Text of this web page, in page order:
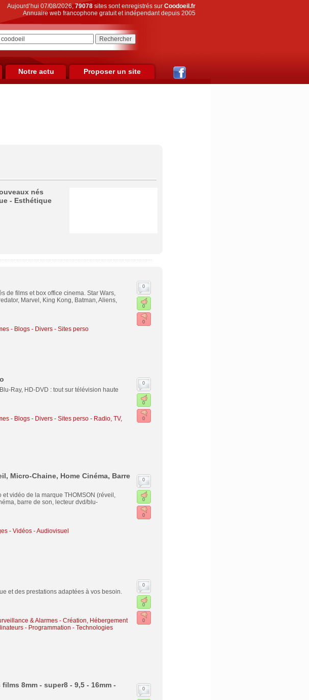
Aujourd’hui 07/08/2026,79078sites sont enregistrés sur Coodoeil.fr
Annuaire web francophone gratuit et indépendant depuis 2005
Notre actu Proposer un site
nés
- Esthétique
de films et box office cinema. Star Wars,
Marvel, King Kong, Batman, Aliens,
- Blogs - Divers - Sites perso
0
0
0
Ray, HD-DVD : tout sur télévision haute
- Blogs - Divers - Sites perso- Radio, TV,
0
0
0
Micro-Chaine, Home Cinéma, Barre
et vidéo de la marque THOMSON (réveil,
barre de son, lecteur dvd/blu-
- Vidéos - Audiovisuel
0
0
0
et des prestations adaptées à vos besoin.
& Alarmes- Création, Hébergement
- Programmation - Technologies
0
0
0
8mm - super8 - 9,5 - 16mm -
0